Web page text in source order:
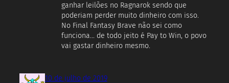
ganhar leilões no Ragnarok sendo que
poderiam perder muito dinheiro com isso.
No Final Fantasy Brave não sei como
funciona… de todo jeito é Pay to Win, o povo
vai gastar dinheiro mesmo.
10 de julho de 2019